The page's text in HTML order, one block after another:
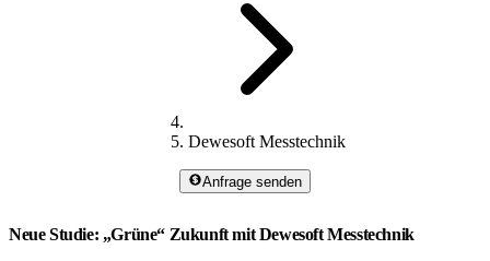
Dewesoft Messtechnik
Anfrage senden
Neue Studie: „Grüne“ Zukunft mit Dewesoft Messtechnik